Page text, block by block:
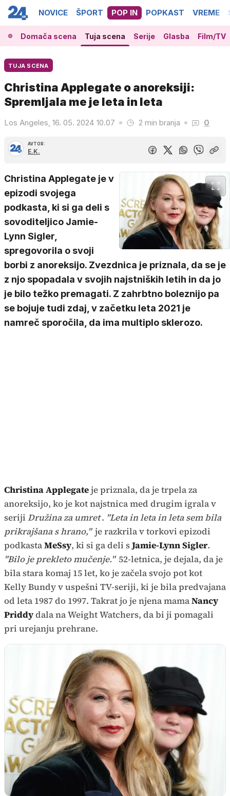
NOVICE ŠPORT POP IN POPKAST VREME
Domača scena Tuja scena Serije Glasba Film/TV
TUJA SCENA
Christina Applegate o anoreksiji:
Spremljala me je leta in leta
Los Angeles, 16. 05. 2024 10.07 2 min branja 0
AVTOR:
E.K.
Christina Applegate je v
epizodi svojega
podkasta, ki si ga deli s
sovoditeljico Jamie-
Lynn Sigler,
spregovorila o svoji
borbi z anoreksijo. Zvezdnica je priznala, da se je
z njo spopadala v svojih najstniških letih in da jo
je bilo težko premagati. Z zahrbtno boleznijo pa
se bojuje tudi zdaj, v začetku leta 2021 je
namreč sporočila, da ima multiplo sklerozo.
Christina Applegateje priznala, da je trpela za
anoreksijo, ko je kot najstnica med drugim igrala v
seriji Družina za umret. "Leta in leta in leta sem bila
prikrajšana s hrano," je razkrila v torkovi epizodi
podkastaMeSsy, ki si ga deli sJamie-Lynn Sigler.
"Bilo je prekleto mučenje." 52-letnica, je dejala, da je
bila stara komaj 15 let, ko je začela svojo pot kot
Kelly Bundy v uspešni TV-seriji, ki je bila predvajana
od leta 1987 do 1997. Takrat jo je njena mamaNancy
Priddydala na Weight Watchers, da bi ji pomagali
pri urejanju prehrane.